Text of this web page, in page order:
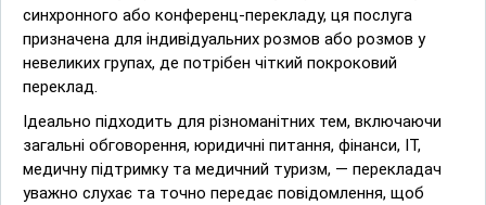
синхронного або конференц-перекладу, ця послуга
призначена для індивідуальних розмов або розмов у
невеликих групах, де потрібен чіткий покроковий
переклад.
Ідеально підходить для різноманітних тем, включаючи
загальні обговорення, юридичні питання, фінанси, ІТ,
медичну підтримку та медичний туризм, — перекладач
уважно слухає та точно передає повідомлення, щоб